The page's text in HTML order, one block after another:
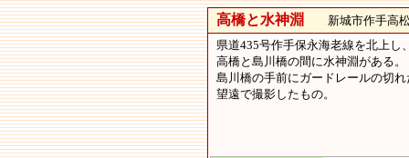
高橋と水神淵 新城市作手高
県道435号作手保永海老線を北上
高橋と島川橋の間に水神淵がある。
島川橋の手前にガードレールの切
望遠で撮影したもの。